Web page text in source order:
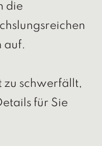
die
auf.
zu schwerfällt,
für Sie